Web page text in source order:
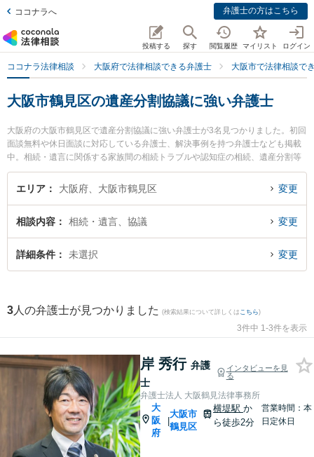
ココナラへ 弁護士の方はこちら
投稿する 探す 閲覧履歴 マイリスト ログイン
ココナラ法律相談 大阪府で法律相談できる弁護士 大阪市で法律相談で
大阪市鶴見区の遺産分割協議に強い弁護士
大阪府の大阪市鶴見区で遺産分割協議に強い弁護士が3名見つかりました。初回
面談無料や休日面談に対応している弁護士、解決事例を持つ弁護士なども掲載
中。相続・遺言に関係する家族間の相続トラブルや認知症の相続、遺産分割等
の細かな分野での絞り込み検索もでき便利です。特に弁護士法人 大阪鶴見法律
事務所の岸 秀行弁護士や弁護士法人ももとせ 放出法律事務所の土井 稜太弁護
た遺産分割協議のトラブルを今すぐに弁護士に相談したい』『遺産分割協議の
トラブル解決の実績豊富な近くの弁護士を検索したい』『初回相談無料で遺産
分割協議を法律相談できる大阪市鶴見区内の弁護士に相談予約したい』などで
エリア 大阪府、大阪市鶴見区 変更
相談内容 相続・遺言、協議 変更
詳細条件 未選択 変更
3 人の弁護士が見つかりました (検索結果について詳しくは こちら)
3件中 1-3件を表示
岸 秀行 弁護
士
インタビューを見
る
弁護士法人 大阪鶴見法律事務所
大
阪
府
|
大阪市
鶴見区
横堤駅 か
ら徒歩2分
営業時間：本
日定休日